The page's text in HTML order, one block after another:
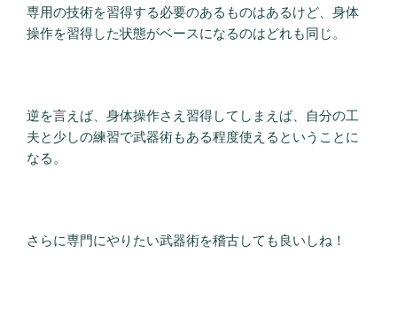
専用の技術を習得する必要のあるものはあるけど、身体
操作を習得した状態がベースになるのはどれも同じ。
逆を言えば、身体操作さえ習得してしまえば、自分の工
夫と少しの練習で武器術もある程度使えるということに
なる。
さらに専門にやりたい武器術を稽古しても良いしね！